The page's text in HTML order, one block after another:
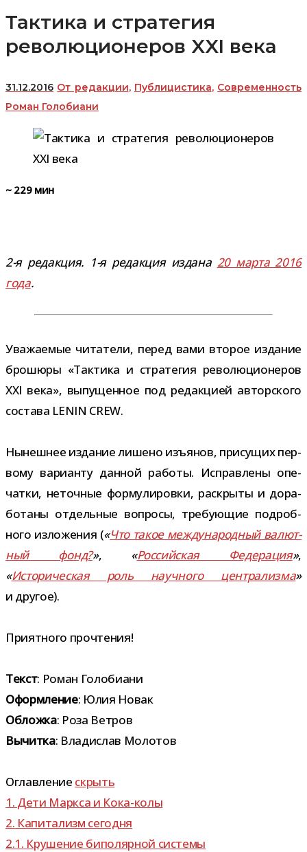
Тактика и стратегия
революционеров XXI века
31.12.2016 От редакции, Публицистика, Современность
Роман Голобиани
~ 229 мин
2-​я редак­ция. 1-​я редак­ция издана 20 марта 2016
года.
Уважаемые чита­тели, перед вами вто­рое изда­ние
бро­шюры «Тактика и стра­те­гия рево­лю­ци­о­не­ров
XXI века», выпу­щен­ное под редак­цией автор­ского
состава LENIN CREW.
Нынешнее изда­ние лишено изъ­я­нов, при­су­щих пер­
вому вари­анту дан­ной работы. Исправлены опе­
чатки, неточ­ные фор­му­ли­ровки, рас­крыты и дора­
бо­таны отдель­ные вопросы, тре­бу­ю­щие подроб­
ного изло­же­ния («Что такое меж­ду­на­род­ный валют­
ный фонд?», «Российская Федерация»,
«Историческая роль науч­ного цен­тра­лизма»
и другое).
Приятного про­чте­ния!
Текст: Роман Голобиани
Оформление: Юлия Новак
Обложка: Роза Ветров
Вычитка: Владислав Молотов
Оглавление скрыть
1. Дети Маркса и Кока-колы
2. Капитализм сего­дня
2.1. Крушение бипо­ляр­ной системы